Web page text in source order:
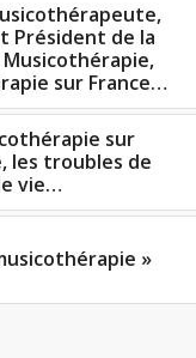
Président de la
Musicothérapie,
sur France…
sur
les troubles de
vie…
»